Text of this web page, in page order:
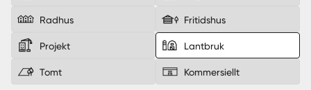
Radhus Fritidshus
Projekt Lantbruk
Tomt Kommersiellt